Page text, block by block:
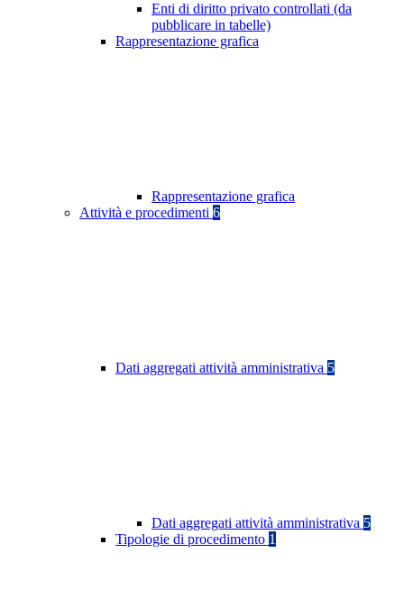
Enti di diritto privato controllati (da
pubblicare in tabelle)
Rappresentazione grafica
Rappresentazione grafica
Attività e procedimenti 6
Dati aggregati attività amministrativa 5
Dati aggregati attività amministrativa 5
Tipologie di procedimento 1